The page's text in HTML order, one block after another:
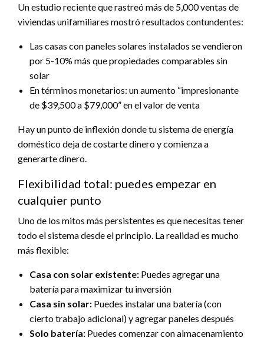
Un estudio reciente que rastreó más de 5,000 ventas de
viviendas unifamiliares mostró resultados contundentes:
Las casas con paneles solares instalados se vendieron
por 5-10% más que propiedades comparables sin
solar
En términos monetarios: un aumento “impresionante
de $39,500 a $79,000” en el valor de venta
Hay un punto de inflexión donde tu sistema de energía
doméstico deja de costarte dinero y comienza a
generarte dinero.
Flexibilidad total: puedes empezar en
cualquier punto
Uno de los mitos más persistentes es que necesitas tener
todo el sistema desde el principio. La realidad es mucho
más flexible:
Casa con solar existente: Puedes agregar una
batería para maximizar tu inversión
Casa sin solar: Puedes instalar una batería (con
cierto trabajo adicional) y agregar paneles después
Solo batería: Puedes comenzar con almacenamiento